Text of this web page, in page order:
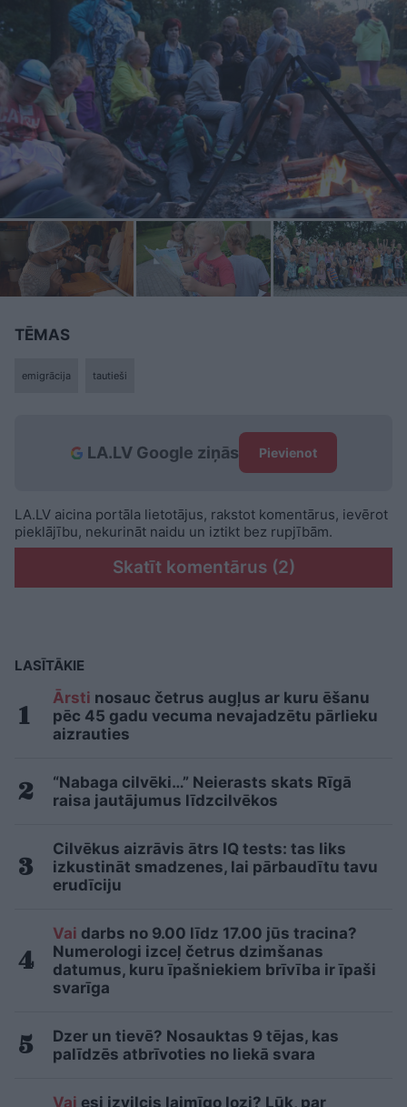
TĒMAS
emigrācija tautieši
LA.LV Google ziņās Pievienot
LA.LV aicina portāla lietotājus, rakstot komentārus, ievērot
pieklājību, nekurināt naidu un iztikt bez rupjībām.
Skatīt komentārus (2)
LASĪTĀKIE
Ārsti nosauc četrus augļus ar kuru ēšanu
pēc 45 gadu vecuma nevajadzētu pārlieku
aizrauties
“Nabaga cilvēki…” Neierasts skats Rīgā
raisa jautājumus līdzcilvēkos
Cilvēkus aizrāvis ātrs IQ tests: tas liks
izkustināt smadzenes, lai pārbaudītu tavu
erudīciju
Vai darbs no 9.00 līdz 17.00 jūs tracina?
Numerologi izceļ četrus dzimšanas
datumus, kuru īpašniekiem brīvība ir īpaši
svarīga
Dzer un tievē? Nosauktas 9 tējas, kas
palīdzēs atbrīvoties no liekā svara
Vai esi izvilcis laimīgo lozi? Lūk, par